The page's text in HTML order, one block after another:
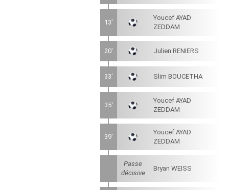
13'
Youcef AYAD
ZEDDAM
20' Julien RENIERS
33' Slim BOUCETHA
35'
Youcef AYAD
ZEDDAM
39'
Youcef AYAD
ZEDDAM
Passe
décisive
Bryan WEISS